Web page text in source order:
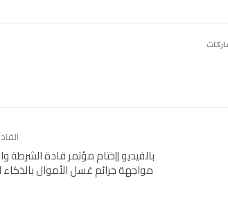
بالفيديو ||ختام مؤتمر قادة الشرطة
مواجهة جرائم غسل الأموال